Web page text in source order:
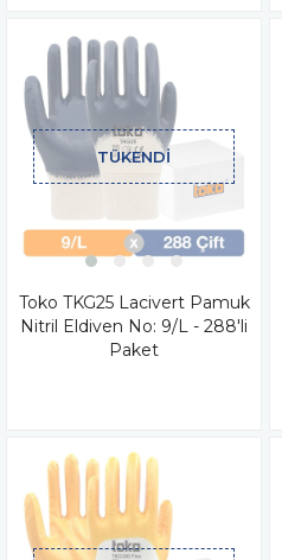
TÜKENDI
Toko TKG25 Lacivert Pamuk
Nitril Eldiven No: 9/L - 288'li
Paket